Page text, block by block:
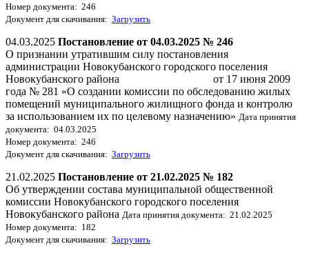
Номер документа: 246
Документ для скачивания: Загрузить
04.03.2025 Постановление от 04.03.2025 № 246
О признании утратившим силу постановления
администрации Новокубанского городского поселения
Новокубанского района от 17 июня 2009
года № 281 «О создании комиссии по обследованию жилых
помещений муниципального жилищного фонда и контролю
за использованием их по целевому назначению» Дата принятия
документа: 04.03.2025
Номер документа: 246
Документ для скачивания: Загрузить
21.02.2025 Постановление от 21.02.2025 № 182
Об утверждении состава муниципальной общественной
комиссии Новокубанского городского поселения
Новокубанского района Дата принятия документа: 21.02.2025
Номер документа: 182
Документ для скачивания: Загрузить